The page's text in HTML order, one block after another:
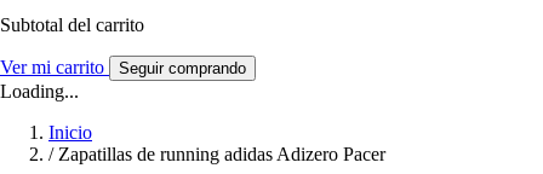
Subtotal del carrito
Ver mi carrito Seguir comprando
Loading...
Inicio
/ Zapatillas de running adidas Adizero Pacer